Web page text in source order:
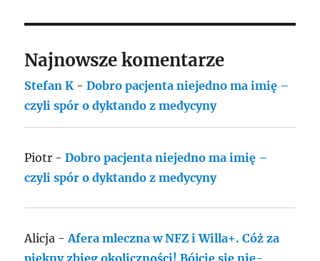
Najnowsze komentarze
Stefan K -Dobro pacjenta niejedno ma imię –
czyli spór o dyktando z medycyny
Piotr -Dobro pacjenta niejedno ma imię –
czyli spór o dyktando z medycyny
Alicja -Afera mleczna w NFZ i Willa+. Cóż za